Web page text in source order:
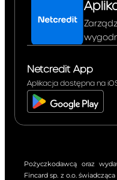
Netcredit App
Aplikacja dostępna na
Pożyczkodawcą oraz
Fincard sp. z o.o.